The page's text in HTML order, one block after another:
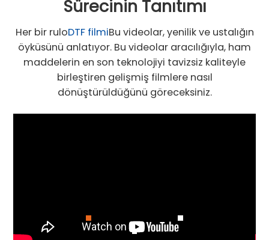
Sürecinin Tanıtımı
Her bir ruloDTF filmiBu videolar, yenilik ve ustalığın
öyküsünü anlatıyor. Bu videolar aracılığıyla, ham
maddelerin en son teknolojiyi tavizsiz kaliteyle
birleştiren gelişmiş filmlere nasıl
dönüştürüldüğünü göreceksiniz.